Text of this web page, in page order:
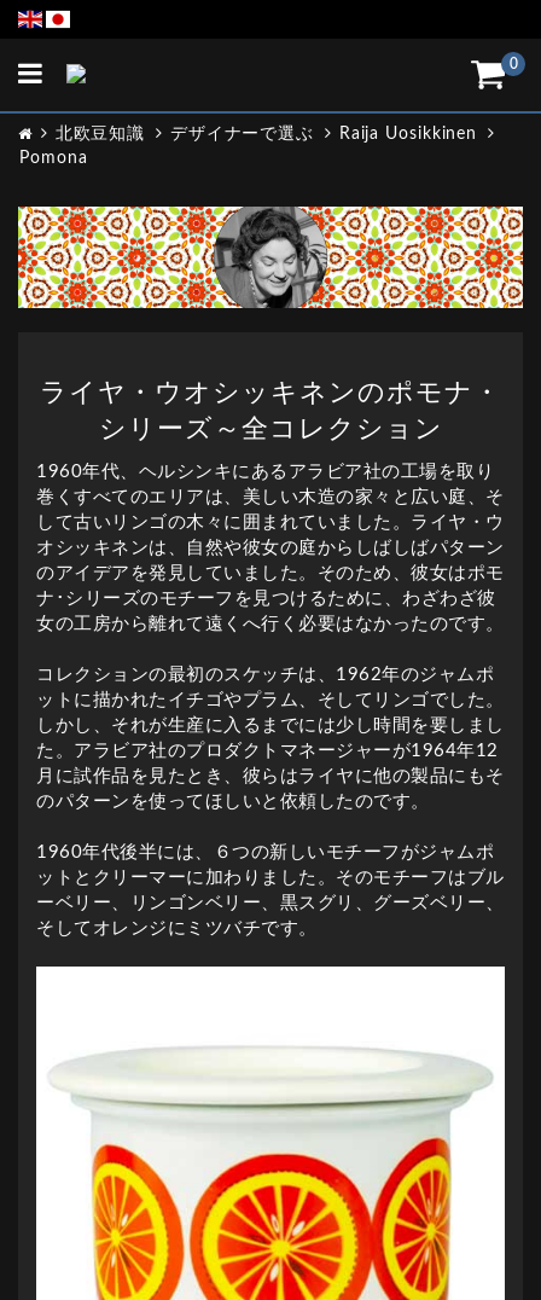
0
Toggle
北欧豆知識 デザイナーで選ぶ
Raija Uosikkinen
Pomona
ライヤ・ウオシッキネンのポモナ・
シリーズ～全コレクション
1960年代、ヘルシンキにあるアラビア社の工場を取り
巻くすべてのエリアは、美しい木造の家々と広い庭、そ
して古いリンゴの木々に囲まれていました。ライヤ・ウ
オシッキネンは、自然や彼女の庭からしばしばパターン
のアイデアを発見していました。そのため、彼女はポモ
ナ･シリーズのモチーフを見つけるために、わざわざ彼
女の工房から離れて遠くへ行く必要はなかったのです。
コレクションの最初のスケッチは、1962年のジャムポ
ットに描かれたイチゴやプラム、そしてリンゴでした。
しかし、それが生産に入るまでには少し時間を要しまし
た。アラビア社のプロダクトマネージャーが1964年12
月に試作品を見たとき、彼らはライヤに他の製品にもそ
のパターンを使ってほしいと依頼したのです。
1960年代後半には、６つの新しいモチーフがジャムポ
ットとクリーマーに加わりました。そのモチーフはブル
ーベリー、リンゴンベリー、黒スグリ、グーズベリー、
そしてオレンジにミツバチです。